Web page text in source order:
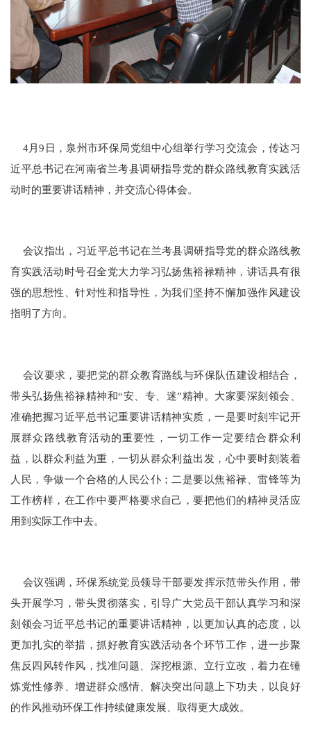
4月9日，泉州市环保局党组中心组举行学习交流会，传达习
近平总书记在河南省兰考县调研指导党的群众路线教育实践活
动时的重要讲话精神，并交流心得体会。
会议指出，习近平总书记在兰考县调研指导党的群众路线教
育实践活动时号召全党大力学习弘扬焦裕禄精神，讲话具有很
强的思想性、针对性和指导性，为我们坚持不懈加强作风建设
指明了方向。
会议要求，要把党的群众教育路线与环保队伍建设相结合，
带头弘扬焦裕禄精神和“安、专、迷”精神。大家要深刻领会、
准确把握习近平总书记重要讲话精神实质，一是要时刻牢记开
展群众路线教育活动的重要性，一切工作一定要结合群众利
益，以群众利益为重，一切从群众利益出发，心中要时刻装着
人民，争做一个合格的人民公仆；二是要以焦裕禄、雷锋等为
工作榜样，在工作中要严格要求自己，要把他们的精神灵活应
用到实际工作中去。
会议强调，环保系统党员领导干部要发挥示范带头作用，带
头开展学习，带头贯彻落实，引导广大党员干部认真学习和深
刻领会习近平总书记的重要讲话精神，以更加认真的态度，以
更加扎实的举措，抓好教育实践活动各个环节工作，进一步聚
焦反四风转作风，找准问题、深挖根源、立行立改，着力在锤
炼党性修养、增进群众感情、解决突出问题上下功夫，以良好
的作风推动环保工作持续健康发展、取得更大成效。